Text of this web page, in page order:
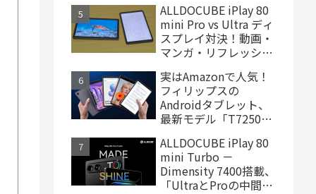
LEDライト
ALLDOCUBE iPlay 80
mini Pro vs Ultra ディ
スプレイ対決！動画・
マンガ・リフレッシュ
実はAmazonで人気！
フィリップスの
Androidタブレット、
最新モデル「T7250」
ALLDOCUBE iPlay 80
mini Turbo －
Dimensity 7400搭載、
「UltraとProの中間ス